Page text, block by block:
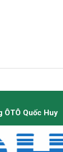
ÔTÔ Quốc Huy